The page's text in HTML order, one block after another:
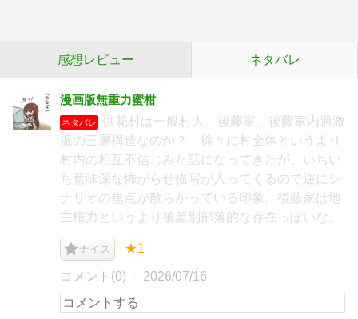
感想レビュー ネタバレ
漫画版無重力蜜柑
ネタバレ
供花村は一般村人、後藤家、後藤家内過激
派の三層構造なのか？ 徐々に村全体というより
村内の相互不信じみた話になってきたが、いちい
ち意味深な怖がらせ描写が入ってくるので逆にシ
ナリオの焦点が散らかっている印象。後藤家は地
主権力というより被差別部落的な存在っぽいな。
ナイス ★1
コメント(0) 2026/07/16